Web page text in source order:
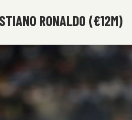
RONALDO (€12M)